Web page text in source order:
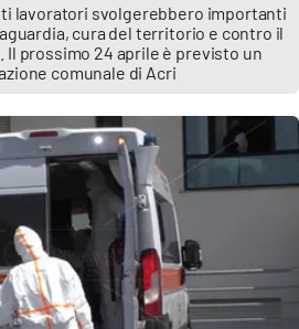
lavoratori svolgerebbero importanti
cura del territorio e contro il
prossimo 24 aprile è previsto un
comunale di Acri